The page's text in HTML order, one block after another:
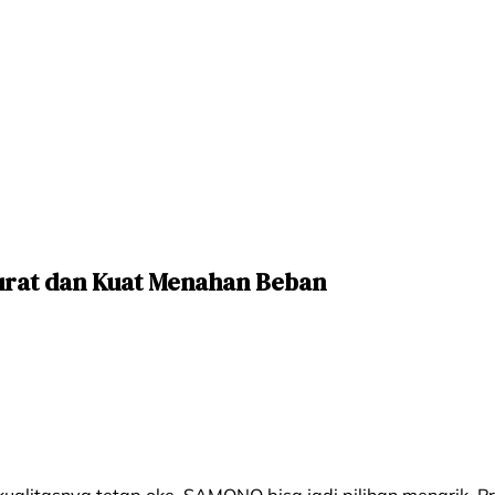
dan Kuat Menahan Beban